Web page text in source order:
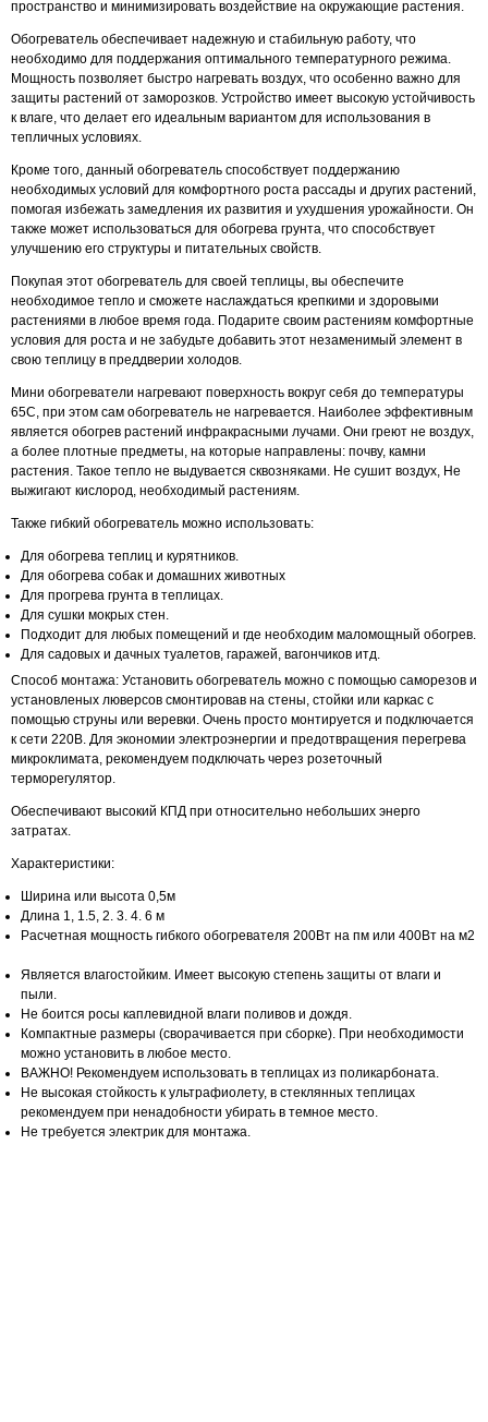
пространство и минимизировать воздействие на окружающие растения.
Обогреватель обеспечивает надежную и стабильную работу, что
необходимо для поддержания оптимального температурного режима.
Мощность позволяет быстро нагревать воздух, что особенно важно для
защиты растений от заморозков. Устройство имеет высокую устойчивость
к влаге, что делает его идеальным вариантом для использования в
тепличных условиях.
Кроме того, данный обогреватель способствует поддержанию
необходимых условий для комфортного роста рассады и других растений,
помогая избежать замедления их развития и ухудшения урожайности. Он
также может использоваться для обогрева грунта, что способствует
улучшению его структуры и питательных свойств.
Покупая этот обогреватель для своей теплицы, вы обеспечите
необходимое тепло и сможете наслаждаться крепкими и здоровыми
растениями в любое время года. Подарите своим растениям комфортные
условия для роста и не забудьте добавить этот незаменимый элемент в
свою теплицу в преддверии холодов.
Мини обогреватели нагревают поверхность вокруг себя до температуры
65С, при этом сам обогреватель не нагревается. Наиболее эффективным
является обогрев растений инфракрасными лучами. Они греют не воздух,
а более плотные предметы, на которые направлены: почву, камни
растения. Такое тепло не выдувается сквозняками. Не сушит воздух, Не
выжигают кислород, необходимый растениям.
Также гибкий обогреватель можно использовать:
Для обогрева теплиц и курятников.
Для обогрева собак и домашних животных
Для прогрева грунта в теплицах.
Для сушки мокрых стен.
Подходит для любых помещений и где необходим маломощный обогрев.
Для садовых и дачных туалетов, гаражей, вагончиков итд.
Способ монтажа: Установить обогреватель можно с помощью саморезов и
установленых люверсов смонтировав на стены, стойки или каркас с
помощью струны или веревки. Очень просто монтируется и подключается
к сети 220В. Для экономии электроэнергии и предотвращения перегрева
микроклимата, рекомендуем подключать через розеточный
терморегулятор.
Обеспечивают высокий КПД при относительно небольших энерго
затратах.
Характеристики:
Ширина или высота 0,5м
Длина 1, 1.5, 2. 3. 4. 6 м
Расчетная мощность гибкого обогревателя 200Вт на пм или 400Вт на м2
Является влагостойким. Имеет высокую степень защиты от влаги и
пыли.
Не боится росы каплевидной влаги поливов и дождя.
Компактные размеры (сворачивается при сборке). При необходимости
можно установить в любое место.
ВАЖНО! Рекомендуем использовать в теплицах из поликарбоната.
Не высокая стойкость к ультрафиолету, в стеклянных теплицах
рекомендуем при ненадобности убирать в темное место.
Не требуется электрик для монтажа.